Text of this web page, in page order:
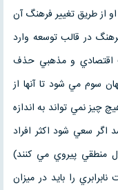
از طريق تغيير فرهنگ آن
در قالب توسعه وارد
اقتصادي و مذهبي حذف
سوم مي شود تا آنها از
نمي تواند به اندازه
اگر سعي شود اكثر افراد
منطقي پيروي مي كنند)
را بايد در ميزان